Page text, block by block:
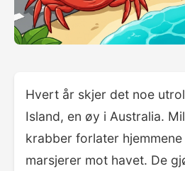
Hvert år skjer det noe
Island, en øy i Australia.
krabber forlater
marsjerer mot havet. De